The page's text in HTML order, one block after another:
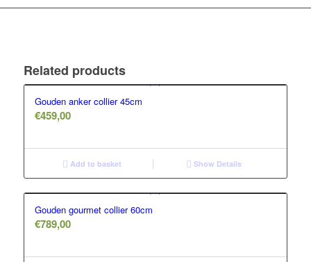
Related products
Gouden anker collier 45cm
€459,00
Add to basket Show Details
Gouden gourmet collier 60cm
€789,00